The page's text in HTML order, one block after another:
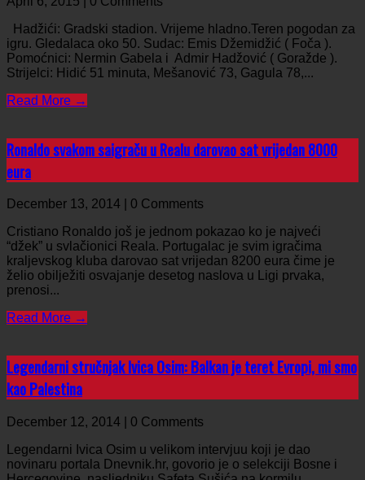
Hadžići: Gradski stadion. Vrijeme hladno.Teren pogodan za
igru. Gledalaca oko 50. Sudac: Emis Džemidžić ( Foča ).
Pomoćnici: Nermin Gabela i Admir Hadžović ( Goražde ).
Strijelci: Hidić 51 minuta, Mešanović 73, Gagula 78,...
Read More →
Ronaldo svakom saigraču u Realu darovao sat vrijedan 8000
eura
December 13, 2014 | 0 Comments
Cristiano Ronaldo još je jednom pokazao ko je najveći
“džek” u svlačionici Reala. Portugalac je svim igračima
kraljevskog kluba darovao sat vrijedan 8200 eura čime je
želio obilježiti osvajanje desetog naslova u Ligi prvaka,
prenosi...
Read More →
Legendarni stručnjak Ivica Osim: Balkan je teret Evropi, mi smo
kao Palestina
December 12, 2014 | 0 Comments
Legendarni Ivica Osim u velikom intervjuu koji je dao
novinaru portala Dnevnik.hr, govorio je o selekciji Bosne i